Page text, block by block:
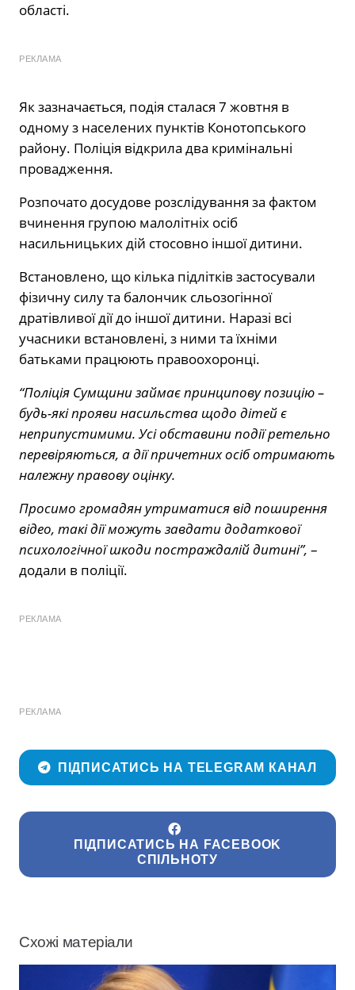
області.
РЕКЛАМА
Як зазначається, подія сталася 7 жовтня в
одному з населених пунктів Конотопського
району. Поліція відкрила два кримінальні
провадження.
Розпочато досудове розслідування за фактом
вчинення групою малолітніх осіб
насильницьких дій стосовно іншої дитини.
Встановлено, що кілька підлітків застосували
фізичну силу та балончик сльозогінної
дратівливої дії до іншої дитини. Наразі всі
учасники встановлені, з ними та їхніми
батьками працюють правоохоронці.
“Поліція Сумщини займає принципову позицію –
будь-які прояви насильства щодо дітей є
неприпустимими. Усі обставини події ретельно
перевіряються, а дії причетних осіб отримають
належну правову оцінку.
Просимо громадян утриматися від поширення
відео, такі дії можуть завдати додаткової
психологічної шкоди постраждалій дитині”, –
додали в поліції.
РЕКЛАМА
РЕКЛАМА
ПІДПИСАТИСЬ НА TELEGRAM КАНАЛ
ПІДПИСАТИСЬ НА FACEBOOK
СПІЛЬНОТУ
Схожі матеріали